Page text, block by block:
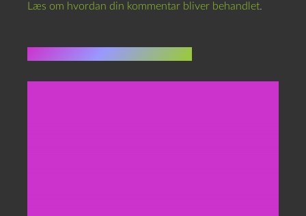
Læs om hvordan din kommentar bliver behandlet.